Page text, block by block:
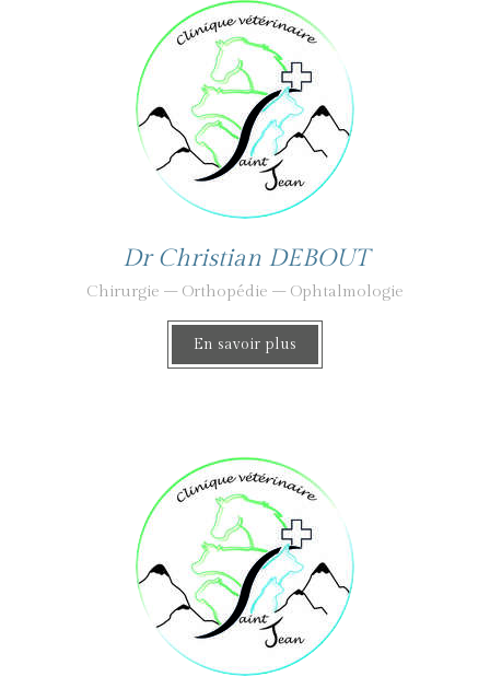
Dr Christian DEBOUT
Chirurgie – Orthopédie – Ophtalmologie
En savoir plus